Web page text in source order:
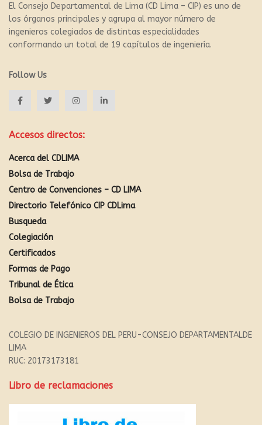
El Consejo Departamental de Lima (CD Lima – CIP) es uno de
los órganos principales y agrupa al mayor número de
ingenieros colegiados de distintas especialidades
conformando un total de 19 capítulos de ingeniería.
Follow Us
Accesos directos:
Acerca del CDLIMA
Bolsa de Trabajo
Centro de Convenciones – CD LIMA
Directorio Telefónico CIP CDLima
Busqueda
Colegiación
Certificados
Formas de Pago
Tribunal de Ética
Bolsa de Trabajo
COLEGIO DE INGENIEROS DEL PERU-CONSEJO DEPARTAMENTALDE
LIMA
RUC: 20173173181
Libro de reclamaciones